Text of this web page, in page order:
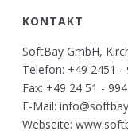
KONTAKT
SoftBay GmbH,
Telefon: +49 2451 -
Fax: +49 24 51 -
E-Mail:
Webseite: